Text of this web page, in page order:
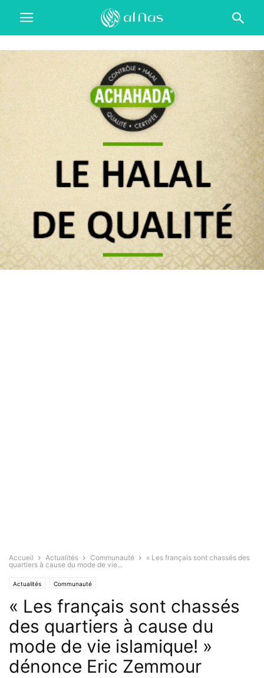
Accueil Actualités Communauté
« Les français sont chassés des
quartiers à cause du mode de vie...
Actualités Communauté
« Les français sont chassés
des quartiers à cause du
mode de vie islamique! »
dénonce Eric Zemmour